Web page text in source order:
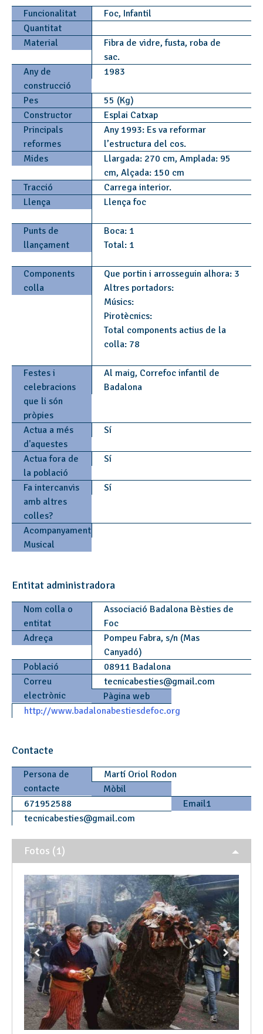
Funcionalitat
Foc, Infantil
Quantitat
Material
Fibra de vidre, fusta, roba de
sac.
Any de
construcció
1983
Pes
55 (Kg)
Constructor
Esplai Catxap
Principals
reformes
Any 1993: Es va reformar
l’estructura del cos.
Mides
Llargada: 270 cm, Amplada: 95
cm, Alçada: 150 cm
Tracció
Carrega interior.
Llença
Llença foc
Punts de
llançament
Boca: 1
Total: 1
Components
colla
Que portin i arrosseguin alhora: 3
Altres portadors:
Músics:
Pirotècnics:
Total components actius de la
colla: 78
Festes i
celebracions
que li són
pròpies
Al maig, Correfoc infantil de
Badalona
Actua a més
d'aquestes
Sí
Actua fora de
la població
Sí
Fa intercanvis
amb altres
colles?
Sí
Acompanyament
Musical
Entitat administradora
Nom colla o
entitat
Associació Badalona Bèsties de
Foc
Adreça
Pompeu Fabra, s/n (Mas
Canyadó)
Població
08911 Badalona
Correu
electrònic
tecnicabesties@gmail.com
Pàgina web
http://www.badalonabestiesdefoc.org
Contacte
Persona de
contacte
Martí Oriol Rodon
Mòbil
671952588
Email1
tecnicabesties@gmail.com
Fotos (1)